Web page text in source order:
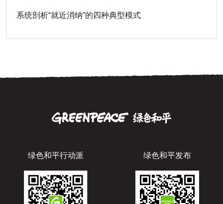
系统剖析“就近消纳”的四种典型模式
绿色和平行动派 绿色和平发布